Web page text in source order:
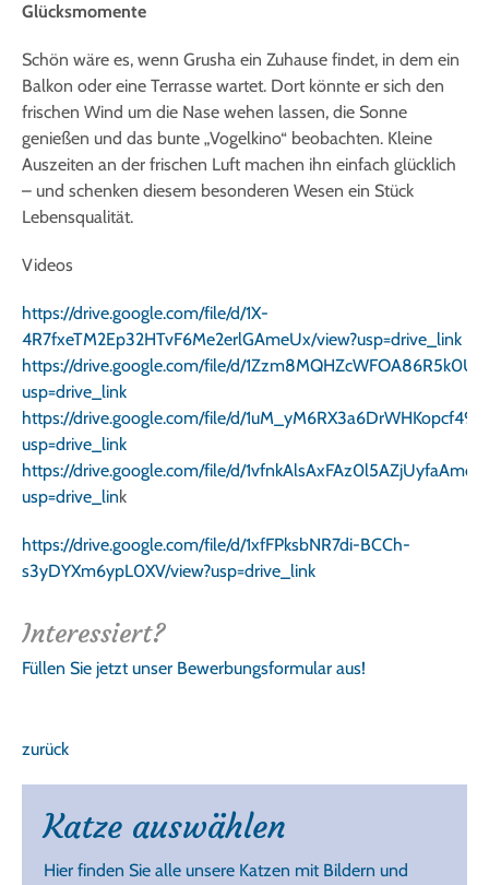
Glücksmomente
Schön wäre es, wenn Grusha ein Zuhause findet, in dem ein
Balkon oder eine Terrasse wartet. Dort könnte er sich den
frischen Wind um die Nase wehen lassen, die Sonne
genießen und das bunte „Vogelkino“ beobachten. Kleine
Auszeiten an der frischen Luft machen ihn einfach glücklich
– und schenken diesem besonderen Wesen ein Stück
Lebensqualität.
Videos
https://drive.google.com/file/d/1X-
4R7fxeTM2Ep32HTvF6Me2erlGAmeUx/view?usp=drive_link
https://drive.google.com/file/d/
usp=drive_link
https://drive.google.com/file/d/
usp=drive_link
https://drive.google.com/file/d/
usp=drive_link
https://drive.google.com/file/d/1xfFPksbNR7di-BCCh-
s3yDYXm6ypL0XV/view?usp=drive_link
Interessiert?
Füllen Sie jetzt unser Bewerbungsformular aus!
zurück
Katze auswählen
Hier finden Sie alle unsere Katzen mit Bildern und